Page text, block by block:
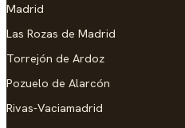
Madrid
Las Rozas de Madrid
Torrejón de Ardoz
Pozuelo de Alarcón
Rivas-Vaciamadrid